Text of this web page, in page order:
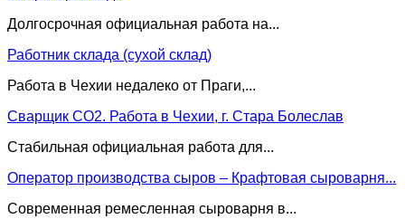
Долгосрочная официальная работа на...
Работник склада (сухой склад)
Работа в Чехии недалеко от Праги,...
Сварщик CO2. Работа в Чехии, г. Стара Болеслав
Стабильная официальная работа для...
Оператор производства сыров – Крафтовая сыроварня...
Современная ремесленная сыроварня в...